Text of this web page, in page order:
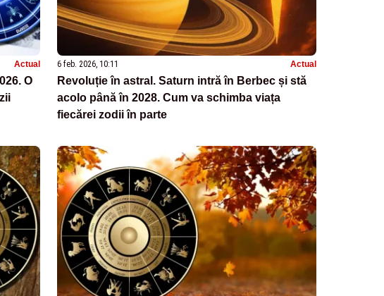
Actual
O
6 feb. 2026, 10:11 Actual
Revoluție în astral. Saturn intră în Berbec și stă
acolo până în 2028. Cum va schimba viața
fiecărei zodii în parte